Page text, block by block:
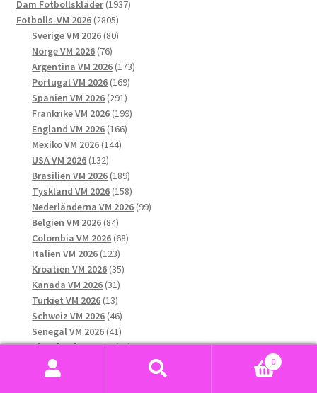
produkter
Dam Fotbollskläder 19371937
Fotbolls-VM 2026 28052805
produkter
Sverige VM 2026 8080
Norge VM 2026 7676
produkter
Argentina VM 2026 173173
Portugal VM 2026 169169
Spanien VM 2026 291291
produkter
Frankrike VM 2026 199199
England VM 2026 166166
Mexiko VM 2026 144144
USA VM 2026 132132
produkter
Brasilien VM 2026 189189
produkter
Tyskland VM 2026 158158
produkter
Nederländerna VM 2026 9999
Belgien VM 2026 8484
produkter
Colombia VM 2026 6868
Italien VM 2026 123123
produkter
Kroatien VM 2026 3535
Kanada VM 2026 3131
produkter
Turkiet VM 2026 1313
produkter
Schweiz VM 2026 4646
produkter
Senegal VM 2026 4141
produkter
Skottland VM 2026 1717
produkter
Tjeckien VM 2026
produkter
Ukraina VM 2026
0